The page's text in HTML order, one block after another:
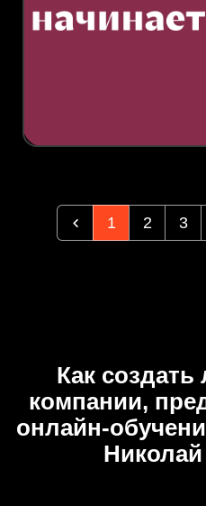
1 2 3
Как создать
компании,
онлайн-